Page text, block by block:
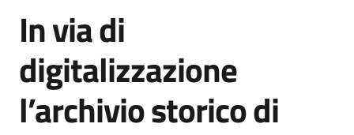
Archivio
storico
Conservazione
Salta al contenuto
In via di
digitalizzazione
l’archivio storico di